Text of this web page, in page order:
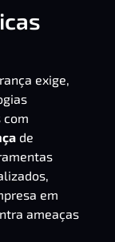
exige,
com
de
em
ameaças